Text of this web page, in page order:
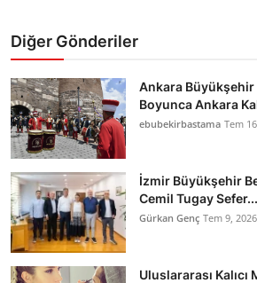
Diğer Gönderiler
Ankara Büyükşehir
Boyunca Ankara
ebubekirbastama Tem
İzmir Büyükşehir
Cemil Tugay Sefer...
Gürkan Genç Tem 9, 2026
Uluslararası Kalıcı